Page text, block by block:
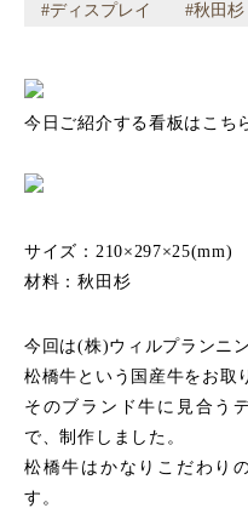
ディスプレイ 秋田杉
今日ご紹介する看板はこち
サイズ：210×297×25(mm)
材料：秋田杉
今回は(株)ウィルプランニ
松橋牛という国産牛をお取
そのブランド牛に見合う
で、制作しました。
松橋牛はかなりこだわり
す。